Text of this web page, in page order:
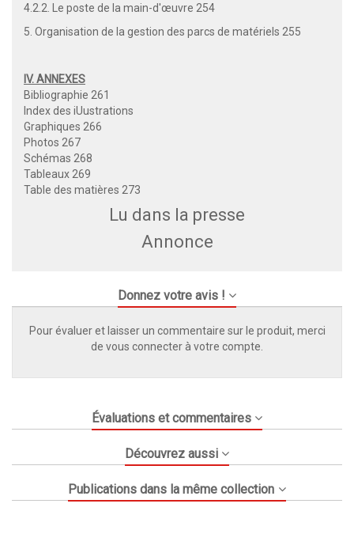
4.2.2. Le poste de la main-d'œuvre 254
5. Organisation de la gestion des parcs de matériels 255
IV. ANNEXES
Bibliographie 261
Index des iUustrations
Graphiques 266
Photos 267
Schémas 268
Tableaux 269
Table des matières 273
Lu dans la presse
Annonce
Donnez votre avis !
Pour évaluer et laisser un commentaire sur le produit, merci
de vous connecter à votre compte.
Évaluations et commentaires
Découvrez aussi
Publications dans la même collection